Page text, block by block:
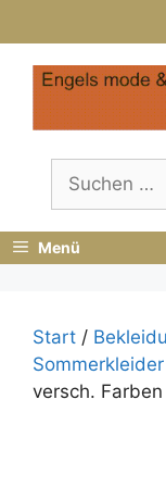
Inhalt
springen
nach:
Menü
Start /
Sommerkleider
versch.